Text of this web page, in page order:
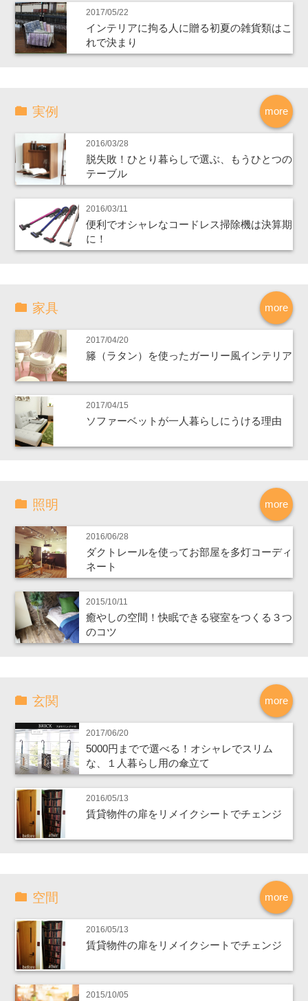
2017/05/22
インテリアに拘る人に贈る初夏の雑貨類はこ
れで決まり
more
実例
2016/03/28
脱失敗！ひとり暮らしで選ぶ、もうひとつの
テーブル
2016/03/11
便利でオシャレなコードレス掃除機は決算期
に！
more
家具
2017/04/20
籐（ラタン）を使ったガーリー風インテリア
2017/04/15
ソファーベットが一人暮らしにうける理由
more
照明
2016/06/28
ダクトレールを使ってお部屋を多灯コーディ
ネート
2015/10/11
癒やしの空間！快眠できる寝室をつくる３つ
のコツ
more
玄関
2017/06/20
5000円までで選べる！オシャレでスリム
な、１人暮らし用の傘立て
2016/05/13
賃貸物件の扉をリメイクシートでチェンジ
more
空間
2016/05/13
賃貸物件の扉をリメイクシートでチェンジ
2015/10/05